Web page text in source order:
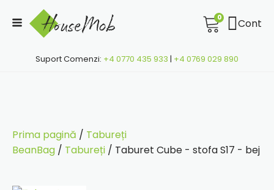
0 Cont
Suport Comenzi: +4 0770 435 933 | +4 0769 029 890
Prima pagină / Tabureți
BeanBag / Tabureți / Taburet Cube - stofa S17 - bej